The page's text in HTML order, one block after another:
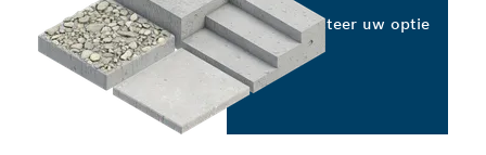
Selecteer uw optie